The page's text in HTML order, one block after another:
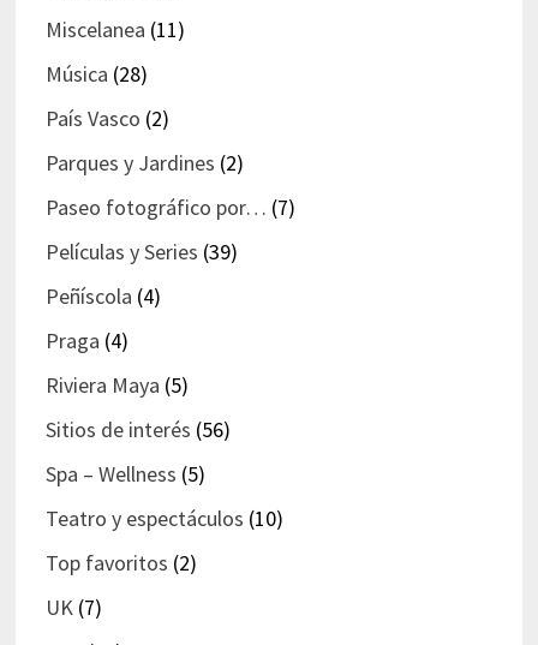
Miscelanea (11)
Música (28)
País Vasco (2)
Parques y Jardines (2)
Paseo fotográfico por… (7)
Películas y Series (39)
Peñíscola (4)
Praga (4)
Riviera Maya (5)
Sitios de interés (56)
Spa – Wellness (5)
Teatro y espectáculos (10)
Top favoritos (2)
UK(7)